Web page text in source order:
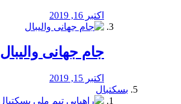
اکتبر 16, 2019
جام جهانی والیبال
اکتبر 15, 2019
بسکتبال